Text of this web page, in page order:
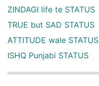
ZINDAGI life te STATUS
TRUE but SAD STATUS
ATTITUDE wale STATUS
ISHQ Punjabi STATUS